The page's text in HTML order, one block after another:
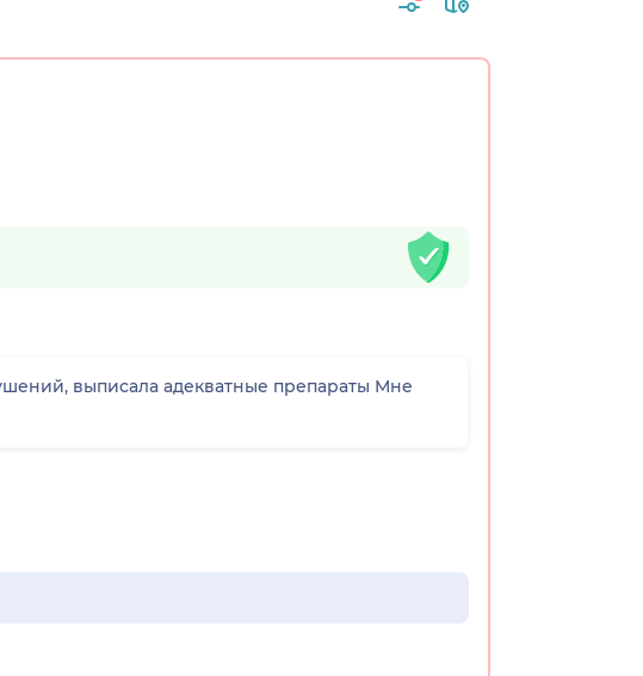
выписала адекватные препараты Мне